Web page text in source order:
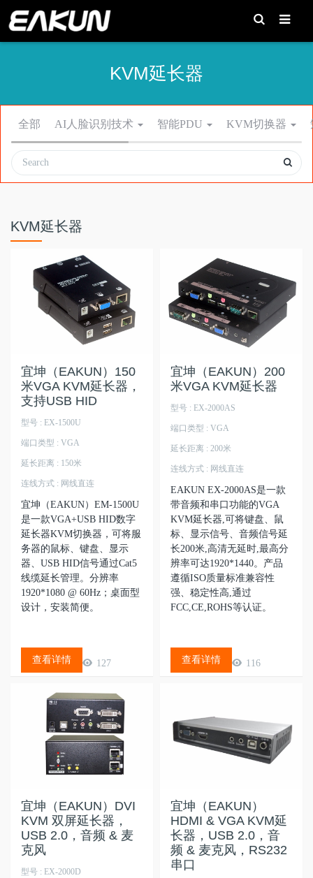
T
o
g
r
h
KVM延长器
全部 AI人脸识别技术 智能PDU KVM切换器
KVM延长器
宜坤（EAKUN）150
米VGA KVM延长器，
支持USB HID
型号 : EX-1500U
端口类型 : VGA
延长距离 : 150米
连线方式 : 网线直连
宜坤（EAKUN）EM-1500U
是一款VGA+USB HID数字
延长器KVM切换器，可将服
务器的鼠标、键盘、显示
器、USB HID信号通过Cat5
线缆延长管理。分辨率
1920*1080 @ 60Hz；桌面型
设计，安装简便。
127
查看详情
宜坤（EAKUN）200
米VGA KVM延长器
型号 : EX-2000AS
端口类型 : VGA
延长距离 : 200米
连线方式 : 网线直连
EAKUN EX-2000AS是一款
带音频和串口功能的VGA
KVM延长器,可将键盘、鼠
标、显示信号、音频信号延
长200米,高清无延时,最高分
辨率可达1920*1440。产品
遵循ISO质量标准兼容性
强、稳定性高,通过
FCC,CE,ROHS等认证。
116
查看详情
宜坤（EAKUN）DVI
KVM 双屏延长器，
USB 2.0，音频 & 麦
克风
型号 : EX-2000D
宜坤（EAKUN）
HDMI & VGA KVM延
长器，USB 2.0，音
频 & 麦克风，RS232
串口